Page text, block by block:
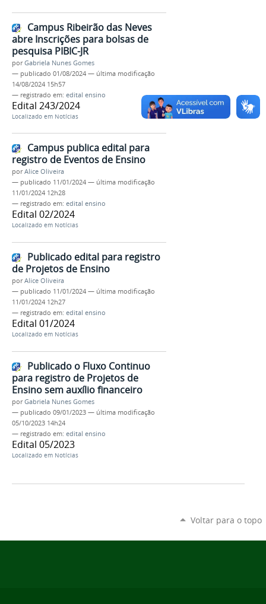
Campus Ribeirão das Neves
abre Inscrições para bolsas de
pesquisa PIBIC-JR
porGabriela Nunes Gomes
— publicado 01/08/2024 — última modificação
14/08/2024 15h57
— registrado em: edital ensino
Edital 243/2024
Localizado em Notícias
Campus publica edital para
registro de Eventos de Ensino
porAlice Oliveira
— publicado 11/01/2024 — última modificação
11/01/2024 12h28
— registrado em: edital ensino
Edital 02/2024
Localizado em Notícias
Publicado edital para registro
de Projetos de Ensino
porAlice Oliveira
— publicado 11/01/2024 — última modificação
11/01/2024 12h27
— registrado em: edital ensino
Edital 01/2024
Localizado em Notícias
Publicado o Fluxo Continuo
para registro de Projetos de
Ensino sem auxílio financeiro
porGabriela Nunes Gomes
— publicado 09/01/2023 — última modificação
05/10/2023 14h24
— registrado em: edital ensino
Edital 05/2023
Localizado em Notícias
Voltar para o topo